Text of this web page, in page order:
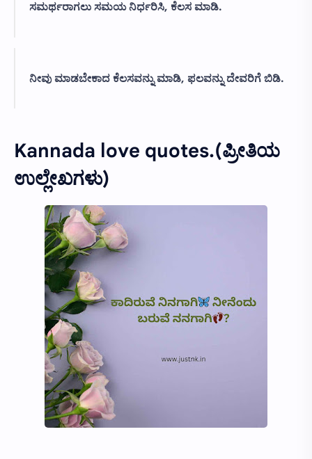
ಸಮರ್ಥರಾಗಲು ಸಮಯ ನಿರ್ಧರಿಸಿ, ಕೆಲಸ ಮಾಡಿ.
ನೀವು ಮಾಡಬೇಕಾದ ಕೆಲಸವನ್ನು ಮಾಡಿ, ಫಲವನ್ನು ದೇವರಿಗೆ ಬಿಡಿ.
Kannada love quotes.(ಪ್ರೀತಿಯ
ಉಲ್ಲೇಖಗಳು)